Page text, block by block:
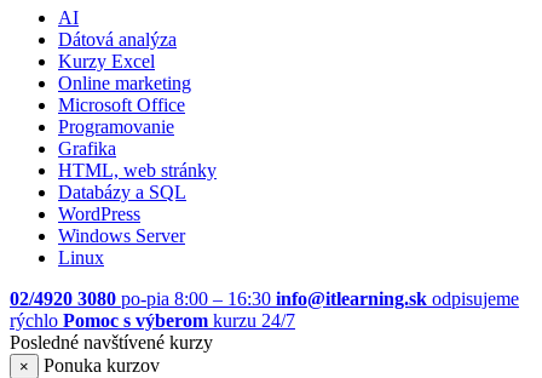
AI
Dátová analýza
Kurzy Excel
Online marketing
Microsoft Office
Programovanie
Grafika
HTML, web stránky
Databázy a SQL
WordPress
Windows Server
Linux
02/4920 3080 po-pia 8:00 – 16:30 info@itlearning.sk odpisujeme
rýchlo Pomoc s výberom kurzu 24/7
Posledné navštívené kurzy
×
Ponuka kurzov